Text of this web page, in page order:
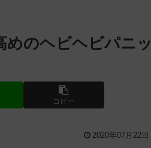
めのヘビヘビパニッ
コピー
2020年07月22日